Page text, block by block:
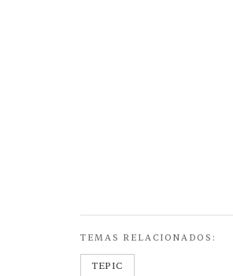
TEMAS RELACIONADOS:
TEPIC